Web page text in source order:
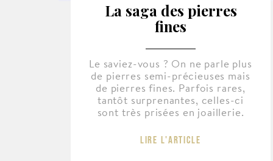
La saga des pierres
fines
Le saviez-vous ? On ne parle plus
de pierres semi-précieuses mais
de pierres fines. Parfois rares,
tantôt surprenantes, celles-ci
sont très prisées en joaillerie.
Lire l'article